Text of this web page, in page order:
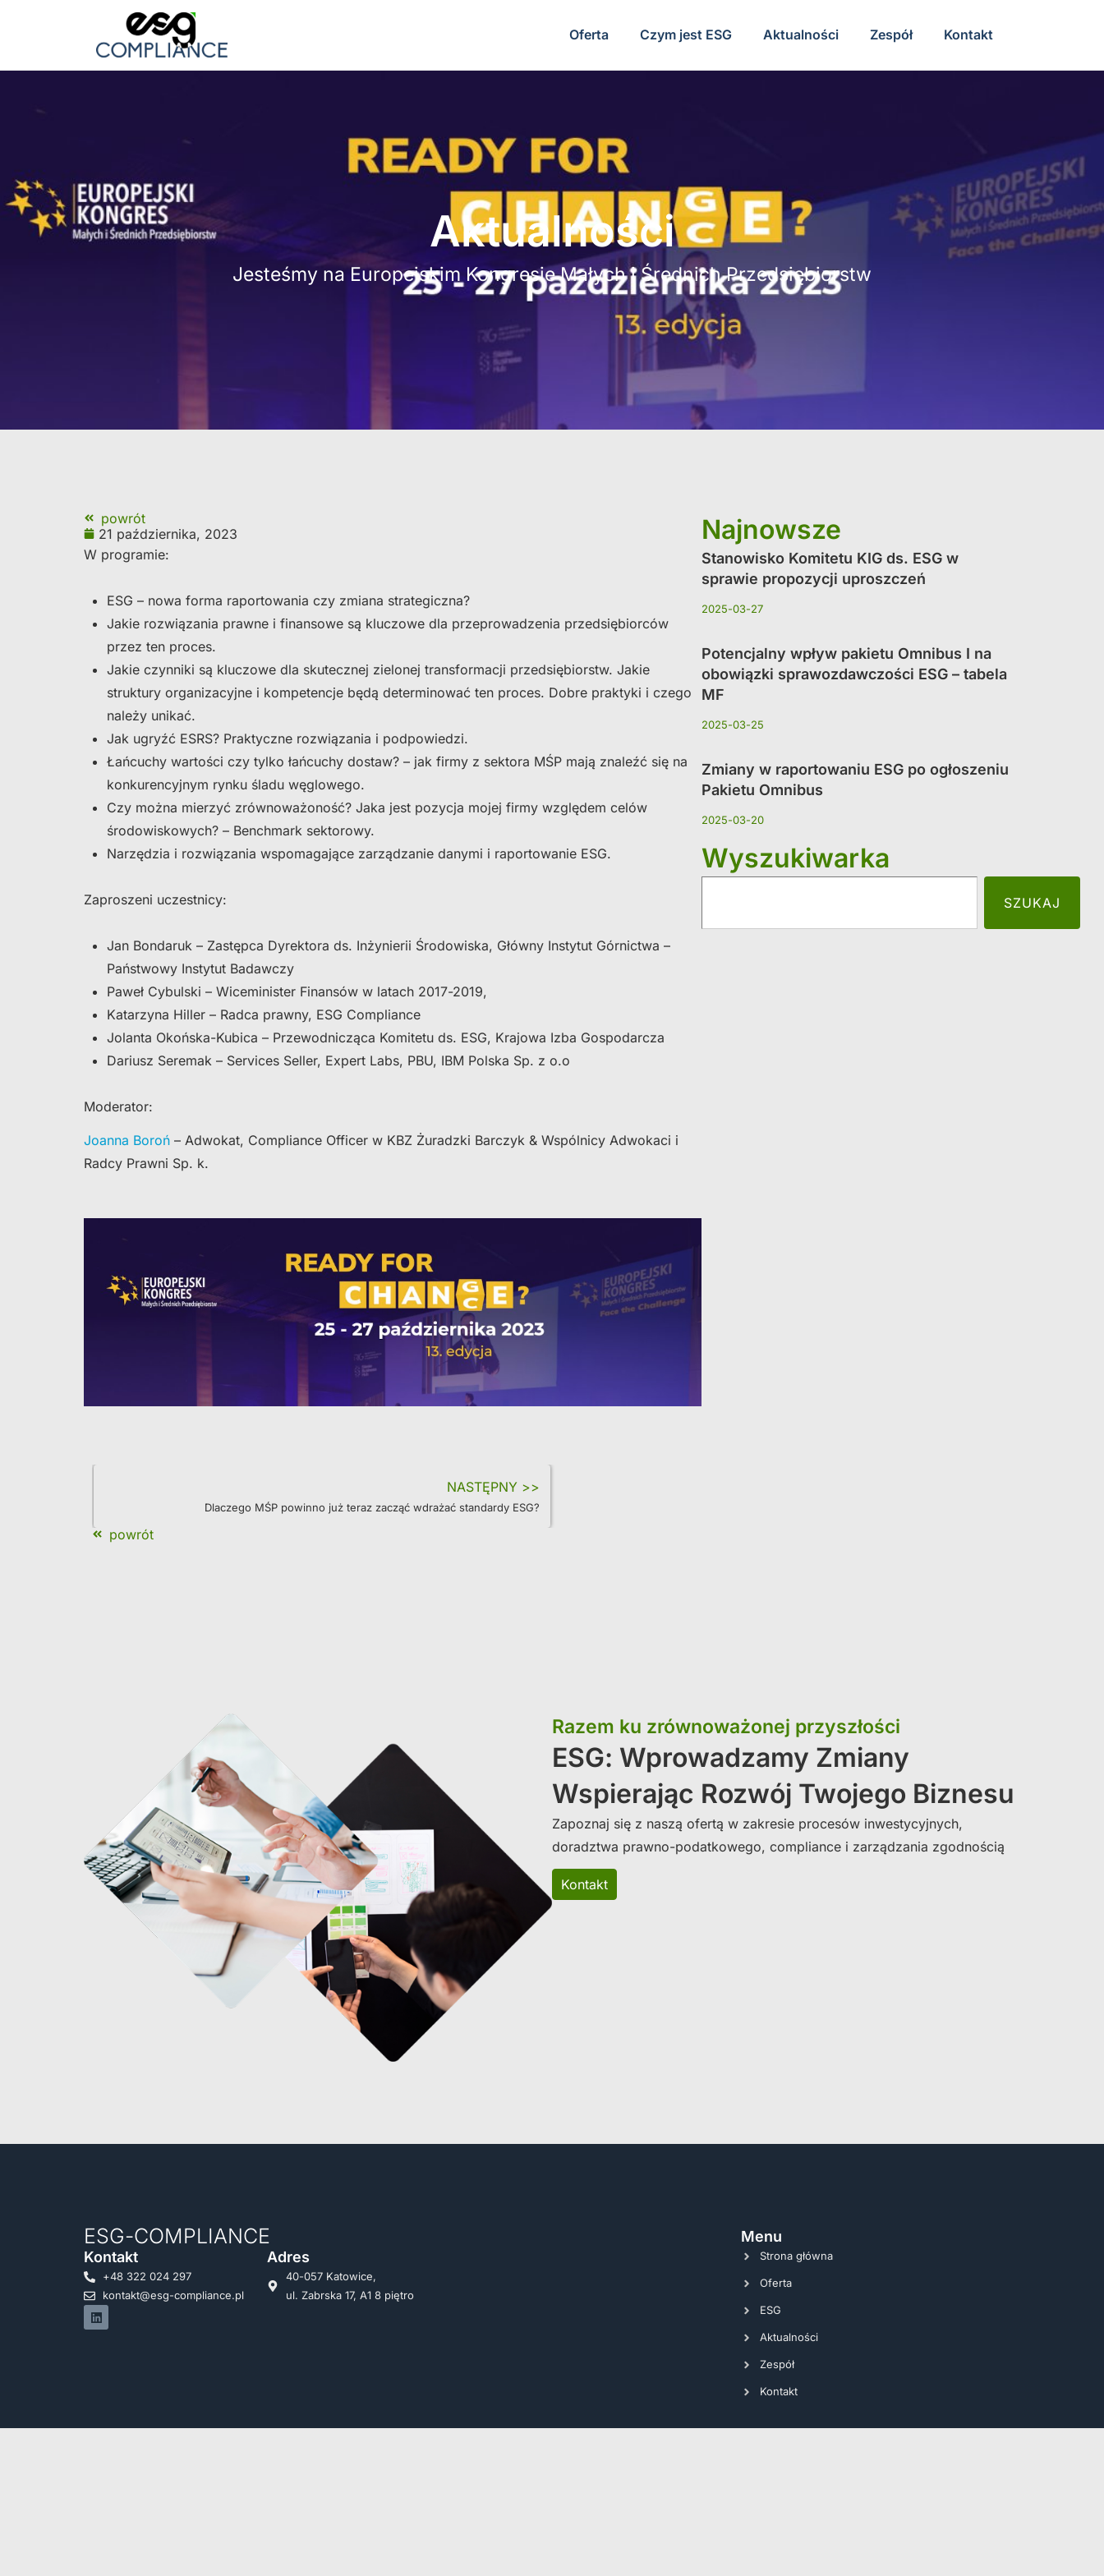
Oferta Czym jest ESG Aktualności Zespół Kontakt
Aktualności
Jesteśmy na Europejskim Kongresie Małych i Średnich Przedsiębiorstw
powrót
21 października, 2023
W programie:
ESG – nowa forma raportowania czy zmiana strategiczna?
Jakie rozwiązania prawne i finansowe są kluczowe dla przeprowadzenia przedsiębiorców
przez ten proces.
Jakie czynniki są kluczowe dla skutecznej zielonej transformacji przedsiębiorstw. Jakie
struktury organizacyjne i kompetencje będą determinować ten proces. Dobre praktyki i czego
należy unikać.
Jak ugryźć ESRS? Praktyczne rozwiązania i podpowiedzi.
Łańcuchy wartości czy tylko łańcuchy dostaw? – jak firmy z sektora MŚP mają znaleźć się na
konkurencyjnym rynku śladu węglowego.
Czy można mierzyć zrównoważoność? Jaka jest pozycja mojej firmy względem celów
środowiskowych? – Benchmark sektorowy.
Narzędzia i rozwiązania wspomagające zarządzanie danymi i raportowanie ESG.
Zaproszeni uczestnicy:
Jan Bondaruk – Zastępca Dyrektora ds. Inżynierii Środowiska, Główny Instytut Górnictwa –
Państwowy Instytut Badawczy
Paweł Cybulski – Wiceminister Finansów w latach 2017-2019,
Katarzyna Hiller – Radca prawny, ESG Compliance
Jolanta Okońska-Kubica – Przewodnicząca Komitetu ds. ESG, Krajowa Izba Gospodarcza
Dariusz Seremak – Services Seller, Expert Labs, PBU, IBM Polska Sp. z o.o
Moderator:
Joanna Boroń – Adwokat, Compliance Officer w KBZ Żuradzki Barczyk & Wspólnicy Adwokaci i
Radcy Prawni Sp. k.
Najnowsze
Stanowisko Komitetu KIG ds. ESG w
sprawie propozycji uproszczeń
2025-03-27
Potencjalny wpływ pakietu Omnibus I na
obowiązki sprawozdawczości ESG – tabela
MF
2025-03-25
Zmiany w raportowaniu ESG po ogłoszeniu
Pakietu Omnibus
2025-03-20
Wyszukiwarka
SZUKAJ
NASTĘPNY >>
Dlaczego MŚP powinno już teraz zacząć wdrażać standardy ESG?
powrót
Razem ku zrównoważonej przyszłości
ESG: Wprowadzamy Zmiany
Wspierając Rozwój Twojego Biznesu
Zapoznaj się z naszą ofertą w zakresie procesów inwestycyjnych,
doradztwa prawno-podatkowego, compliance i zarządzania zgodnością
Kontakt
ESG-COMPLIANCE
Kontakt
+48 322 024 297
kontakt@esg-compliance.pl
Adres
40-057 Katowice,
ul. Zabrska 17, A1 8 piętro
Menu
Strona główna
Oferta
ESG
Aktualności
Zespół
Kontakt